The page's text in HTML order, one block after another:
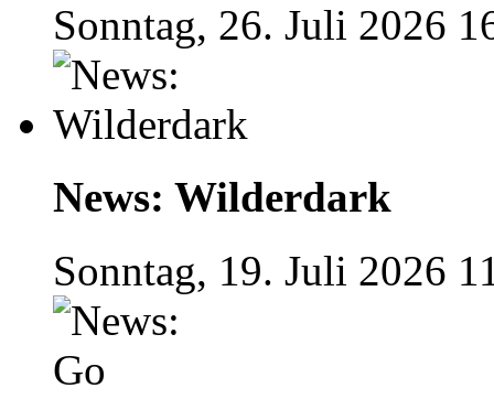
Sonntag, 26. Juli 2026
News: Wilderdark
Sonntag, 19. Juli 2026